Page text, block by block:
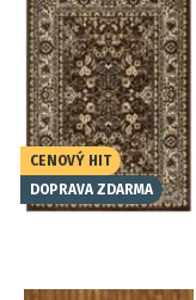
CENOVÝ HIT
DOPRAVA ZDARMA